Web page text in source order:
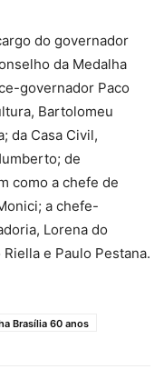
do governador
da Medalha
governador Paco
Bartolomeu
da Casa Civil,
de
como a chefe de
a chefe-
Lorena do
e Paulo Pestana.
Brasília 60 anos